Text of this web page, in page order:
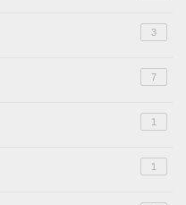
3
7
1
1